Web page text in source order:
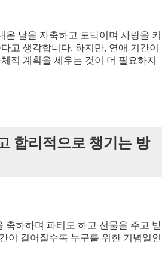
날을 자축하고 토닥이며 사랑을 키
고 생각합니다. 하지만, 연애 기간이
적 계획을 세우는 것이 더 필요하지
합리적으로 챙기는 방
축하하며 파티도 하고 선물을 주고 받
이 길어질수록 누구를 위한 기념일인